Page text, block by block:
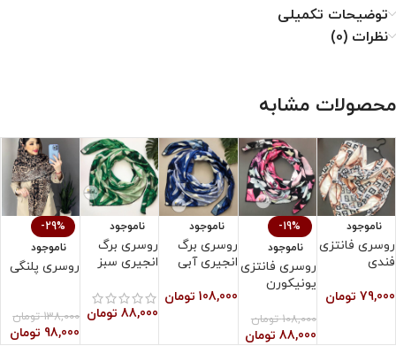
نحوه نگهداری از روسری نخی
۳. از خشک کن استفاده نشود.
توضیحات تکمیلی
نظرات (0)
محصولات مشابه
ناموجود
روسری فانتزی
فندی
79,000 تومان
-19%
ناموجود
روسری فانتزی
یونیکورن
108,000 تومان
88,000 تومان
ناموجود
روسری برگ
انجیری آبی
108,000 تومان
ناموجود
روسری برگ
انجیری سبز
88,000 تومان
-29%
ناموجود
روسری پلنگی
138,000 تومان
98,000 تومان